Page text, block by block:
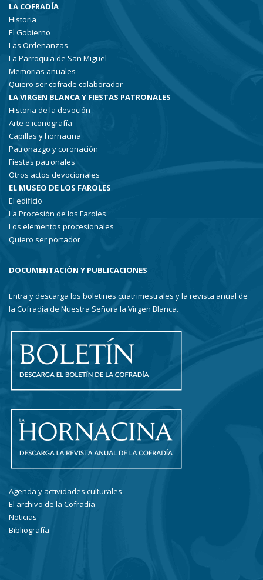
LA COFRADÍA
Historia
El Gobierno
Las Ordenanzas
La Parroquia de San Miguel
Memorias anuales
Quiero ser cofrade colaborador
LA VIRGEN BLANCA Y FIESTAS PATRONALES
Historia de la devoción
Arte e iconografía
Capillas y hornacina
Patronazgo y coronación
Fiestas patronales
Otros actos devocionales
EL MUSEO DE LOS FAROLES
El edificio
La Procesión de los Faroles
Los elementos procesionales
Quiero ser portador
DOCUMENTACIÓN Y PUBLICACIONES
Entra y descarga los boletines cuatrimestrales y la revista anual de
la Cofradía de Nuestra Señora la Virgen Blanca.
Agenda y actividades culturales
El archivo de la Cofradía
Noticias
Bibliografía